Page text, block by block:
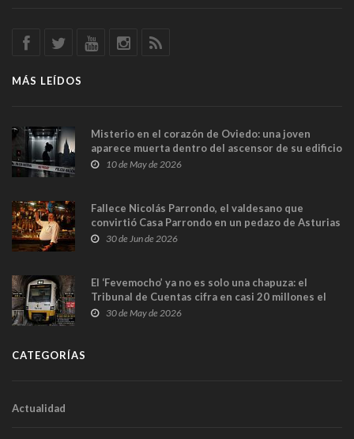
MÁS LEÍDOS
Misterio en el corazón de Oviedo: una joven
aparece muerta dentro del ascensor de su edificio
y las cámaras captan sus últimos minutos
10 de May de 2026
Fallece Nicolás Parrondo, el valdesano que
convirtió Casa Parrondo en un pedazo de Asturias
en Madrid
30 de Jun de 2026
El ‘Fevemocho’ ya no es solo una chapuza: el
Tribunal de Cuentas cifra en casi 20 millones el
sobrecoste de los trenes que no cabían por los
30 de May de 2026
CATEGORÍAS
Actualidad